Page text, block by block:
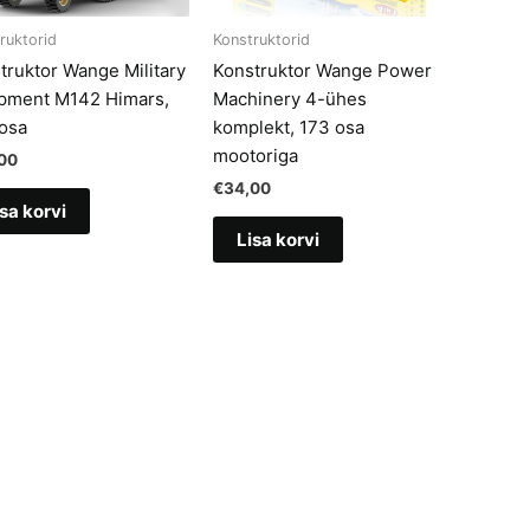
Wange Military
M142 Himars,
korvi
Konstruktorid
Konstruktor Wange Power
Machinery 4-ühes
komplekt, 173 osa
mootoriga
€34,00
Lisa korvi